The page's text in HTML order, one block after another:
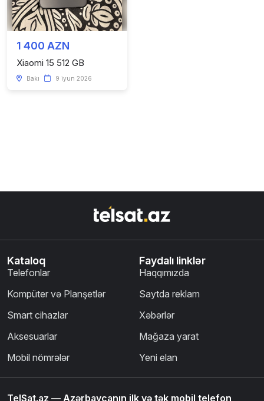
1 400 AZN
Xiaomi 15 512 GB
Bakı 9 iyun 2026
Kataloq
Telefonlar
Kompüter və Planşetlər
Smart cihazlar
Aksesuarlar
Mobil nömrələr
Faydalı linklər
Haqqımızda
Saytda reklam
Xəbərlər
Mağaza yarat
Yeni elan
TelSat.az — Azərbaycanın ilk və tək mobil telefon